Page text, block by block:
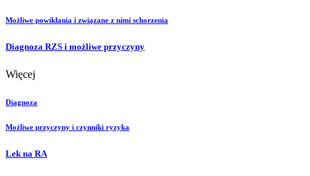
Możliwe powikłania i związane z nimi schorzenia
Diagnoza RZS i możliwe przyczyny
Więcej
Diagnoza
Możliwe przyczyny i czynniki ryzyka
Lek na RA